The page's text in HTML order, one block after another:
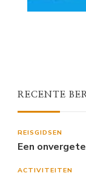
RECENTE
REISGIDSEN
Een
ACTIVITEITEN